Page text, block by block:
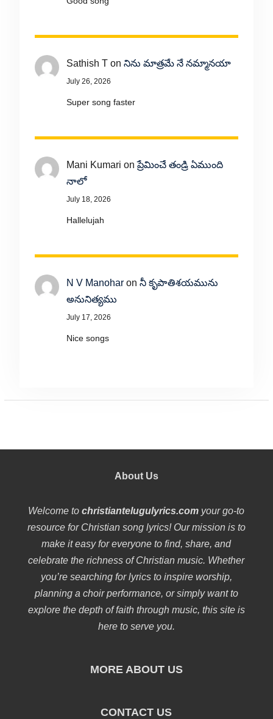
Sathish Ton నిను మాత్రమే నే నమ్మానయా
July 26, 2026
Super song faster
Mani Kumari onప్రేమించే తండ్రి ఏముంది
నాలో
July 18, 2026
Hallelujah
N V Manoharon నీ కృపాతిశయమును
అనునిత్యము
July 17, 2026
Nice songs
About Us
Welcome tochristiantelugulyrics.com your go-to
resource for Christian song lyrics! Our mission is to
make it easy for everyone to find, share, and
celebrate the richness of Christian music. Whether
you’re searching for lyrics to inspire worship,
planning a choir performance, or simply want to
explore the depth of faith through music, this site is
here to serve you.
MORE ABOUT US
CONTACT US